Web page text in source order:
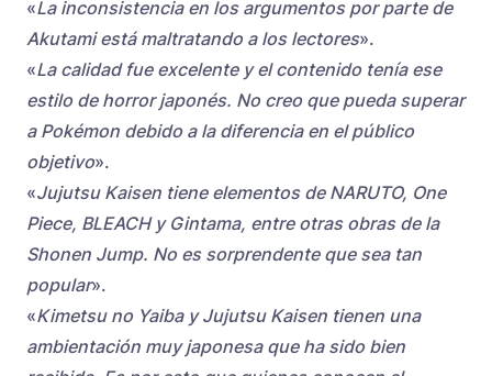
«La inconsistencia en los argumentos por parte de
Akutami está maltratando a los lectores».
«La calidad fue excelente y el contenido tenía ese
estilo de horror japonés. No creo que pueda superar
a Pokémon debido a la diferencia en el público
objetivo».
«Jujutsu Kaisen tiene elementos de NARUTO, One
Piece, BLEACH y Gintama, entre otras obras de la
Shonen Jump. No es sorprendente que sea tan
popular».
«Kimetsu no Yaiba y Jujutsu Kaisen tienen una
ambientación muy japonesa que ha sido bien